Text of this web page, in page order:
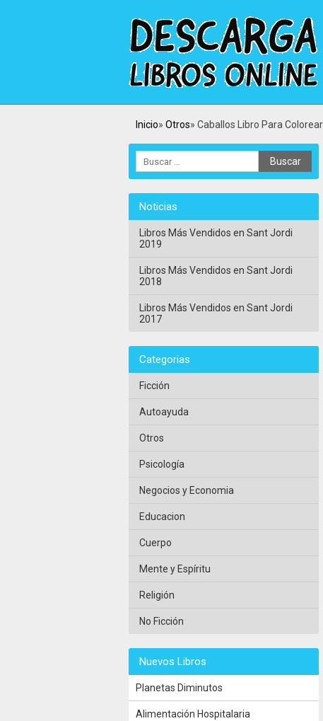
Inicio Otros Caballos Libro Para
Noticias
Libros Más Vendidos en Sant Jordi
2019
Libros Más Vendidos en Sant Jordi
2018
Libros Más Vendidos en Sant Jordi
2017
Categorias
Ficción
Autoayuda
Otros
Psicología
Negocios y Economia
Educacion
Cuerpo
Mente y Espíritu
Religión
No Ficción
Nuevos Libros
Planetas Diminutos
Alimentación Hospitalaria